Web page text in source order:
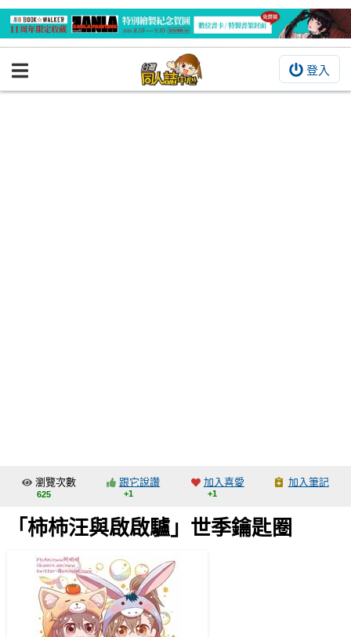
登入
BOOKY書集倉庫
交流中心
攤位轉讓區
會員中心
註冊會員
登入
瀏覽次數
625
跟它說讚
+1
加入喜愛
+1
加入筆記
「柿柿汪與啟啟驢」世季鑰匙圈